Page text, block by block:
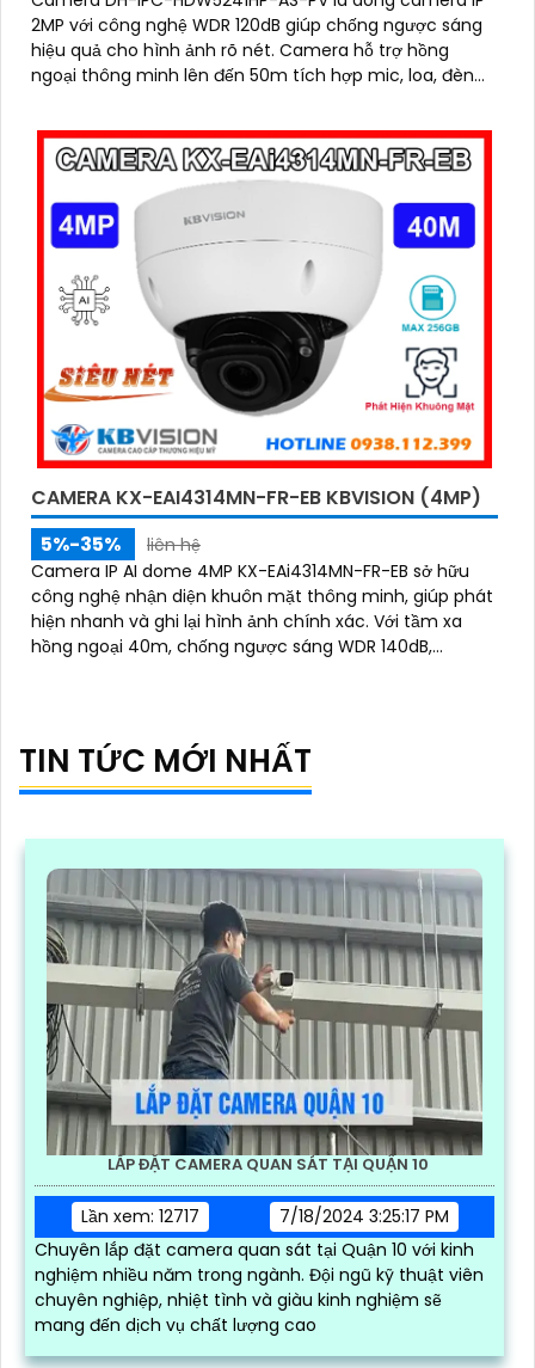
2MP với công nghệ WDR 120dB giúp chống ngược sáng
hiệu quả cho hình ảnh rõ nét. Camera hỗ trợ hồng
ngoại thông minh lên đến 50m tích hợp mic, loa, đèn
CAMERA KX-EAI4314MN-FR-EB KBVISION (4MP)
5%-35%
liên hệ
Camera IP AI dome 4MP KX-EAi4314MN-FR-EB sở hữu
công nghệ nhận diện khuôn mặt thông minh, giúp phát
hiện nhanh và ghi lại hình ảnh chính xác. Với tầm xa
hồng ngoại 40m, chống ngược sáng WDR 140dB,
TIN TỨC MỚI NHẤT
LẮP ĐẶT CAMERA QUAN SÁT TẠI QUẬN 10
Lần xem: 12717
7/18/2024 3:25:17 PM
Chuyên lắp đặt camera quan sát tại Quận 10 với kinh
nghiệm nhiều năm trong ngành. Đội ngũ kỹ thuật viên
chuyên nghiệp, nhiệt tình và giàu kinh nghiệm sẽ
mang đến dịch vụ chất lượng cao